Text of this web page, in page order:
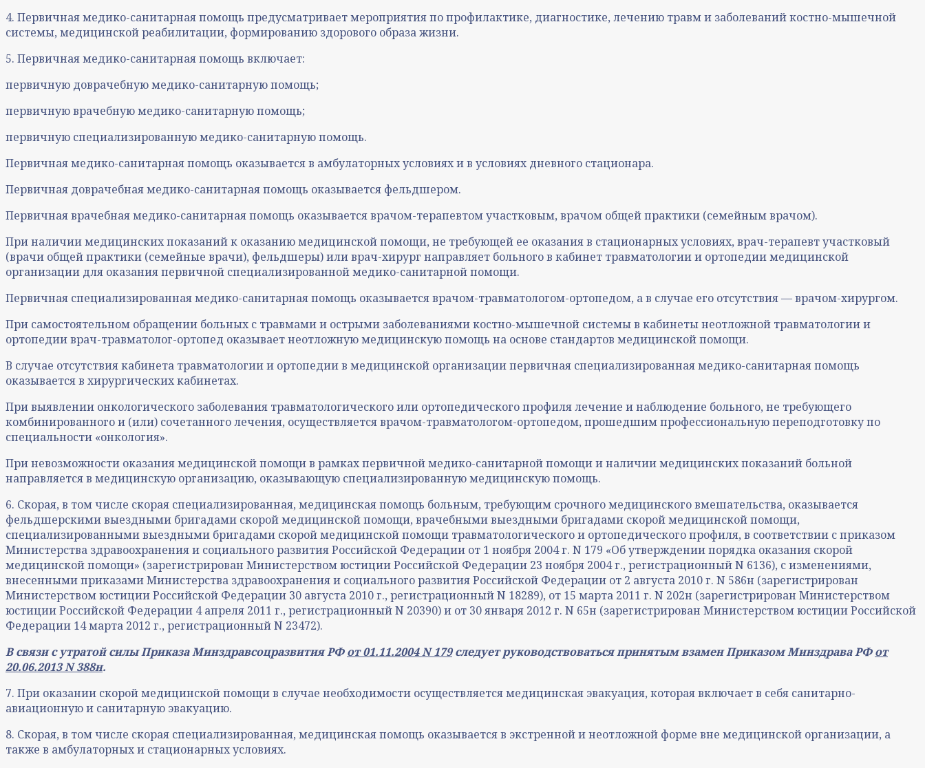
4. Первичная медико-санитарная помощь предусматривает мероприятия по профилактике, диагностике, лечению травм и заболеваний костно-мышечной
системы, медицинской реабилитации, формированию здорового образа жизни.
5. Первичная медико-санитарная помощь включает:
первичную доврачебную медико-санитарную помощь;
первичную врачебную медико-санитарную помощь;
первичную специализированную медико-санитарную помощь.
Первичная медико-санитарная помощь оказывается в амбулаторных условиях и в условиях дневного стационара.
Первичная доврачебная медико-санитарная помощь оказывается фельдшером.
Первичная врачебная медико-санитарная помощь оказывается врачом-терапевтом участковым, врачом общей практики (семейным врачом).
При наличии медицинских показаний к оказанию медицинской помощи, не требующей ее оказания в стационарных условиях, врач-терапевт участковый
(врачи общей практики (семейные врачи), фельдшеры) или врач-хирург направляет больного в кабинет травматологии и ортопедии медицинской
организации для оказания первичной специализированной медико-санитарной помощи.
Первичная специализированная медико-санитарная помощь оказывается врачом-травматологом-ортопедом, а в случае его отсутствия — врачом-хирургом.
При самостоятельном обращении больных с травмами и острыми заболеваниями костно-мышечной системы в кабинеты неотложной травматологии и
ортопедии врач-травматолог-ортопед оказывает неотложную медицинскую помощь на основе стандартов медицинской помощи.
В случае отсутствия кабинета травматологии и ортопедии в медицинской организации первичная специализированная медико-санитарная помощь
оказывается в хирургических кабинетах.
При выявлении онкологического заболевания травматологического или ортопедического профиля лечение и наблюдение больного, не требующего
комбинированного и (или) сочетанного лечения, осуществляется врачом-травматологом-ортопедом, прошедшим профессиональную переподготовку по
специальности «онкология».
При невозможности оказания медицинской помощи в рамках первичной медико-санитарной помощи и наличии медицинских показаний больной
направляется в медицинскую организацию, оказывающую специализированную медицинскую помощь.
6. Скорая, в том числе скорая специализированная, медицинская помощь больным, требующим срочного медицинского вмешательства, оказывается
фельдшерскими выездными бригадами скорой медицинской помощи, врачебными выездными бригадами скорой медицинской помощи,
специализированными выездными бригадами скорой медицинской помощи травматологического и ортопедического профиля, в соответствии с приказом
Министерства здравоохранения и социального развития Российской Федерации от 1 ноября 2004 г. N 179 «Об утверждении порядка оказания скорой
медицинской помощи» (зарегистрирован Министерством юстиции Российской Федерации 23 ноября 2004 г., регистрационный N 6136), с изменениями,
внесенными приказами Министерства здравоохранения и социального развития Российской Федерации от 2 августа 2010 г. N 586н (зарегистрирован
Министерством юстиции Российской Федерации 30 августа 2010 г., регистрационный N 18289), от 15 марта 2011 г. N 202н (зарегистрирован Министерством
юстиции Российской Федерации 4 апреля 2011 г., регистрационный N 20390) и от 30 января 2012 г. N 65н (зарегистрирован Министерством юстиции Российской
Федерации 14 марта 2012 г., регистрационный N 23472).
В связи с утратой силы Приказа Минздравсоцразвития РФот 01.11.2004 N 179следует руководствоваться принятым взамен Приказом Минздрава РФот
20.06.2013 N 388н.
7. При оказании скорой медицинской помощи в случае необходимости осуществляется медицинская эвакуация, которая включает в себя санитарно-
авиационную и санитарную эвакуацию.
8. Скорая, в том числе скорая специализированная, медицинская помощь оказывается в экстренной и неотложной форме вне медицинской организации, а
также в амбулаторных и стационарных условиях.